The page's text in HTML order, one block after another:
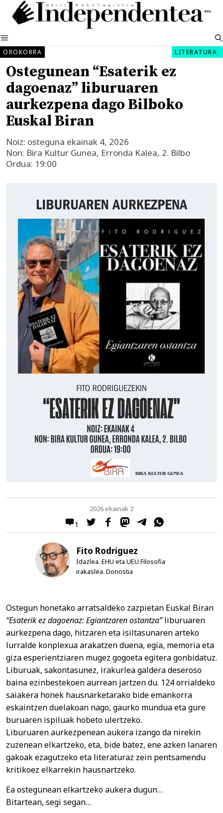
Edukira
salto
MENUA
OROKORRA LITERATURA
Ostegunean “Esaterik ez
dagoenaz” liburuaren
aurkezpena dago Bilboko
Euskal Biran
Noiz: osteguna ekainak 4, 2026
Non: Bira Kultur Gunea, Erronda Kalea, 2. Bilbo
Ordua: 19:00
1
2026 ekainak 2
Fito Rodriguez
Idazlea. EHU eta UEU Filosofia
irakaslea. Donostia
Ostegun honetako arratsaldeko zazpietan Euskal Biran
“Esaterik ez dagoenaz: Egiantzaren ostantza”liburuaren
aurkezpena dago, hitzaren eta isiltasunaren arteko
lurralde konplexua arakatzen duena, egia, memoria eta
giza esperientziaren mugez gogoeta egitera gonbidatuz.
Liburuak, sakontasunez, irakurlea galdera deseroso
baina ezinbestekoen aurrean jartzen du. 124 orrialdeko
saiakera honek hausnarketarako bide emankorra
eskaintzen duelakoan nago, gaurko mundua eta gure
buruaren ispiluak hobeto ulertzeko.
Liburuaren aurkezpenean aukera izango da nirekin
zuzenean elkartzeko, eta, bide batez, ene azken lanaren
gakoak ezagutzeko eta literaturaz zein pentsamendu
kritikoez elkarrekin hausnartzeko.
Ea ostegunean elkartzeko aukera dugun…
Bitartean, segi segan…